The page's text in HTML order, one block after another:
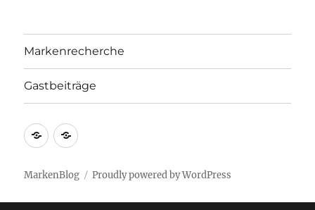
Markenrecherche
Gastbeiträge
Markenrecherche
Gastbeiträge
MarkenBlog Proudly powered by WordPress